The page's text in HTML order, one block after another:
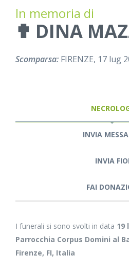
In memoria di
✟ DINA
Scomparsa: FIRENZE, 17 lug
INVIA
INVIA
FAI
I funerali si sono svolti in data 19
Parrocchia Corpus Domini al
Firenze, FI, Italia